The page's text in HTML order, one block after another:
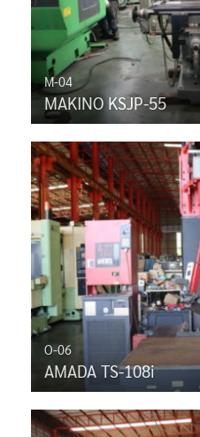
M-04
MAKINO KSJP-55
O-06
AMADA TS-108i